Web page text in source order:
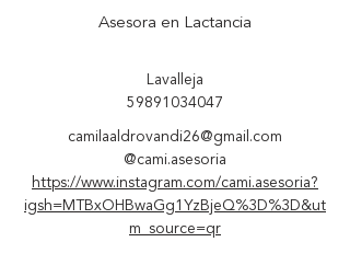
Asesora en Lactancia
Lavalleja
59891034047
camilaaldrovandi26@gmail.com
@cami.asesoria
https://www.instagram.com/cami.asesoria?
igsh=MTBxOHBwaGg1YzBjeQ%3D%3D&ut
m_source=qr